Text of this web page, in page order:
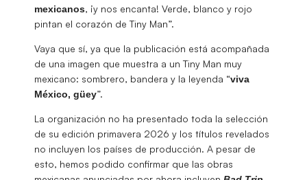
mexicanos, ¡y nos encanta! Verde, blanco y rojo
pintan el corazón de Tiny Man”.
Vaya que sí, ya que la publicación está acompañada
de una imagen que muestra a un Tiny Man muy
mexicano: sombrero, bandera y la leyenda “viva
México, güey”.
La organización no ha presentado toda la selección
de su edición primavera 2026 y los títulos revelados
no incluyen los países de producción. A pesar de
esto, hemos podido confirmar que las obras